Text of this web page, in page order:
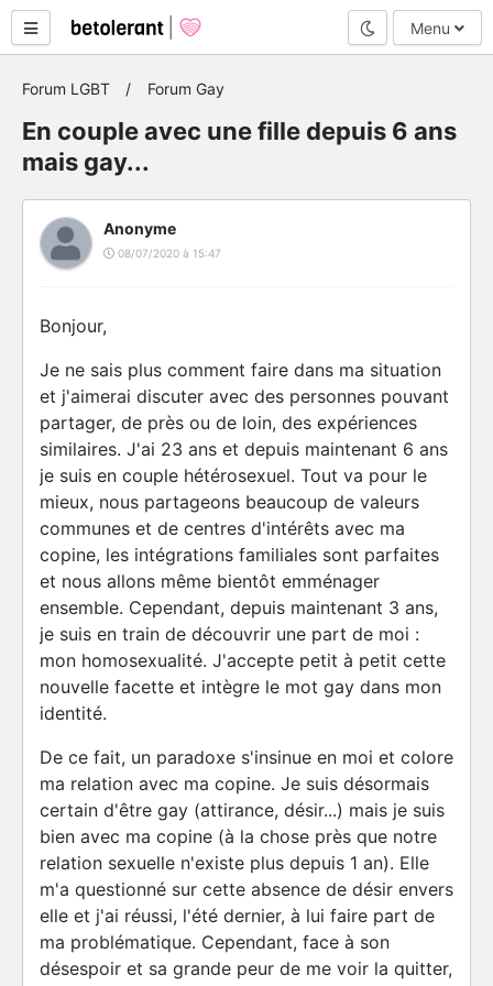
Mode nuit
Menu
Forum LGBT Forum Gay
En couple avec une fille depuis 6 ans
mais gay...
Anonyme
08/07/2020 à 15:47
Bonjour,
Je ne sais plus comment faire dans ma situation
et j'aimerai discuter avec des personnes pouvant
partager, de près ou de loin, des expériences
similaires. J'ai 23 ans et depuis maintenant 6 ans
je suis en couple hétérosexuel. Tout va pour le
mieux, nous partageons beaucoup de valeurs
communes et de centres d'intérêts avec ma
copine, les intégrations familiales sont parfaites
et nous allons même bientôt emménager
ensemble. Cependant, depuis maintenant 3 ans,
je suis en train de découvrir une part de moi :
mon homosexualité. J'accepte petit à petit cette
nouvelle facette et intègre le mot gay dans mon
identité.
De ce fait, un paradoxe s'insinue en moi et colore
ma relation avec ma copine. Je suis désormais
certain d'être gay (attirance, désir...) mais je suis
bien avec ma copine (à la chose près que notre
relation sexuelle n'existe plus depuis 1 an). Elle
m'a questionné sur cette absence de désir envers
elle et j'ai réussi, l'été dernier, à lui faire part de
ma problématique. Cependant, face à son
désespoir et sa grande peur de me voir la quitter,